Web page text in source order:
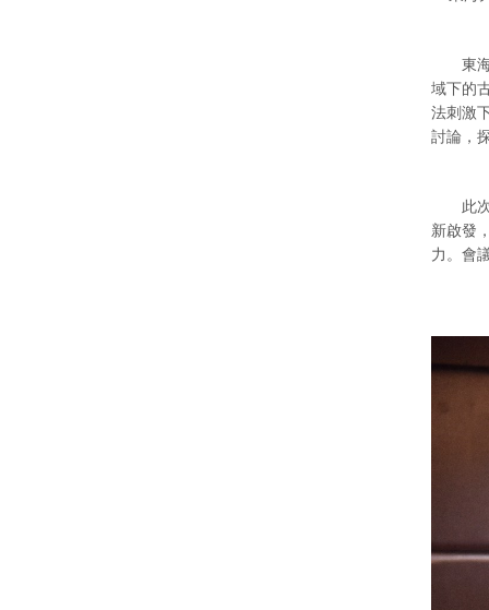
東海
域下的
法刺激
討論，
此次
新啟發
力。會